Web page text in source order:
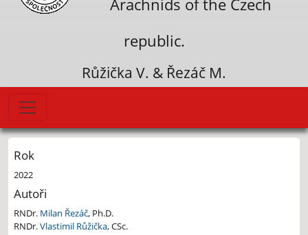
Arachnids of the Czech
republic.
Růžička V. & Řezáč M.
Rok
2022
Autoři
RNDr. Milan Řezáč, Ph.D.
RNDr.Vlastimil Růžička, CSc.